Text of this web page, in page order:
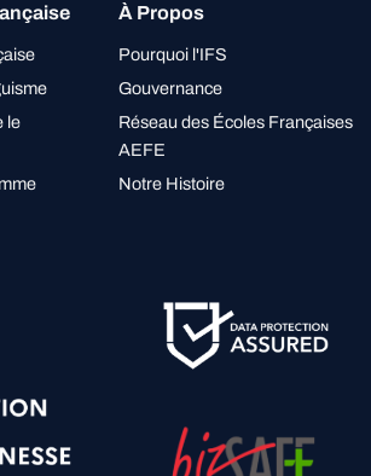
le
À Propos
Pourquoi l'IFS
Gouvernance
Réseau des Écoles Françaises
AEFE
Notre Histoire